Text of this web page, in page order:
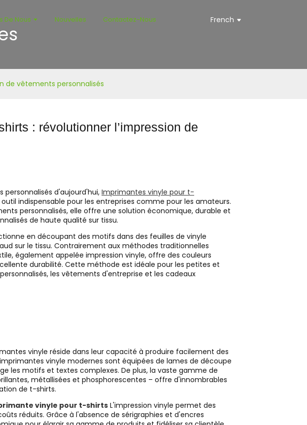
De Nous Nouvelles Contactez-Nous French
de vêtements personnalisés
: révolutionner l’impression de
d'aujourd'hui,Imprimantes vinyle pour t-
indispensable pour les entreprises comme pour les amateurs.
personnalisés, elle offre une solution économique, durable et
de haute qualité sur tissu.
en découpant des motifs dans des feuilles de vinyle
sur le tissu. Contrairement aux méthodes traditionnelles
également appelée impression vinyle, offre des couleurs
durabilité. Cette méthode est idéale pour les petites et
les vêtements d'entreprise et les cadeaux
vinyle réside dans leur capacité à produire facilement des
vinyle modernes sont équipées de lames de découpe
les motifs et textes complexes. De plus, la vaste gamme de
métallisées et phosphorescentes – offre d'innombrables
de t-shirts.
vinyle pour t-shirtsL'impression vinyle permet des
réduits. Grâce à l'absence de sérigraphies et d'encres